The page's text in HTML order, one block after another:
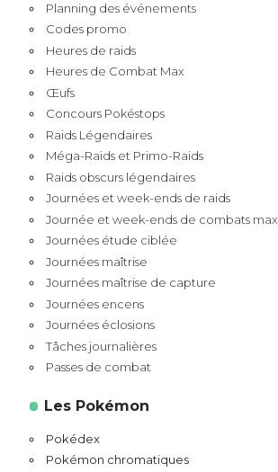
Planning des événements
Codes promo
Heures de raids
Heures de Combat Max
Œufs
Concours Pokéstops
Raids Légendaires
Méga-Raids et Primo-Raids
Raids obscurs légendaires
Journées et week-ends de raids
Journée et week-ends de combats max
Journées étude ciblée
Journées maîtrise
Journées maîtrise de capture
Journées encens
Journées éclosions
Tâches journalières
Passes de combat
Les Pokémon
Pokédex
Pokémon chromatiques